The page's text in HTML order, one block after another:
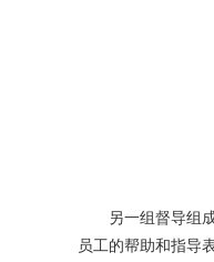
另一组督导组
员工的帮助和指导